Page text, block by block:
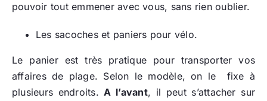
pouvoir tout emmener avec vous, sans rien oublier.
Les sacoches et paniers pour vélo.
Le panier est très pratique pour transporter vos
affaires de plage. Selon le modèle, on le fixe à
plusieurs endroits.A l’avant, il peut s’attacher sur